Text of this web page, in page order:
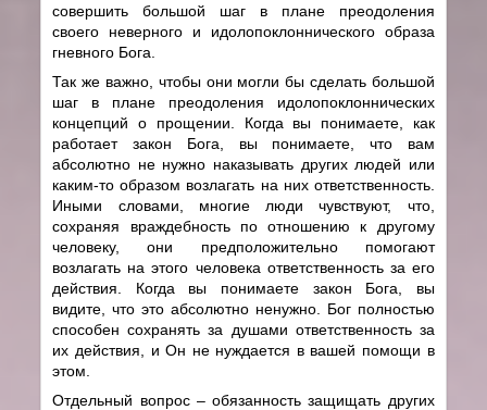
совершить большой шаг в плане преодоления
своего неверного и идолопоклоннического образа
гневного Бога.
Так же важно, чтобы они могли бы сделать большой
шаг в плане преодоления идолопоклоннических
концепций о прощении. Когда вы понимаете, как
работает закон Бога, вы понимаете, что вам
абсолютно не нужно наказывать других людей или
каким-то образом возлагать на них ответственность.
Иными словами, многие люди чувствуют, что,
сохраняя враждебность по отношению к другому
человеку, они предположительно помогают
возлагать на этого человека ответственность за его
действия. Когда вы понимаете закон Бога, вы
видите, что это абсолютно ненужно. Бог полностью
способен сохранять за душами ответственность за
их действия, и Он не нуждается в вашей помощи в
этом.
Отдельный вопрос – обязанность защищать других